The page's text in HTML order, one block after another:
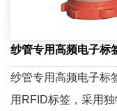
纱管专用高频电子标
纱管专用高频电子标
用RFID标签，采用